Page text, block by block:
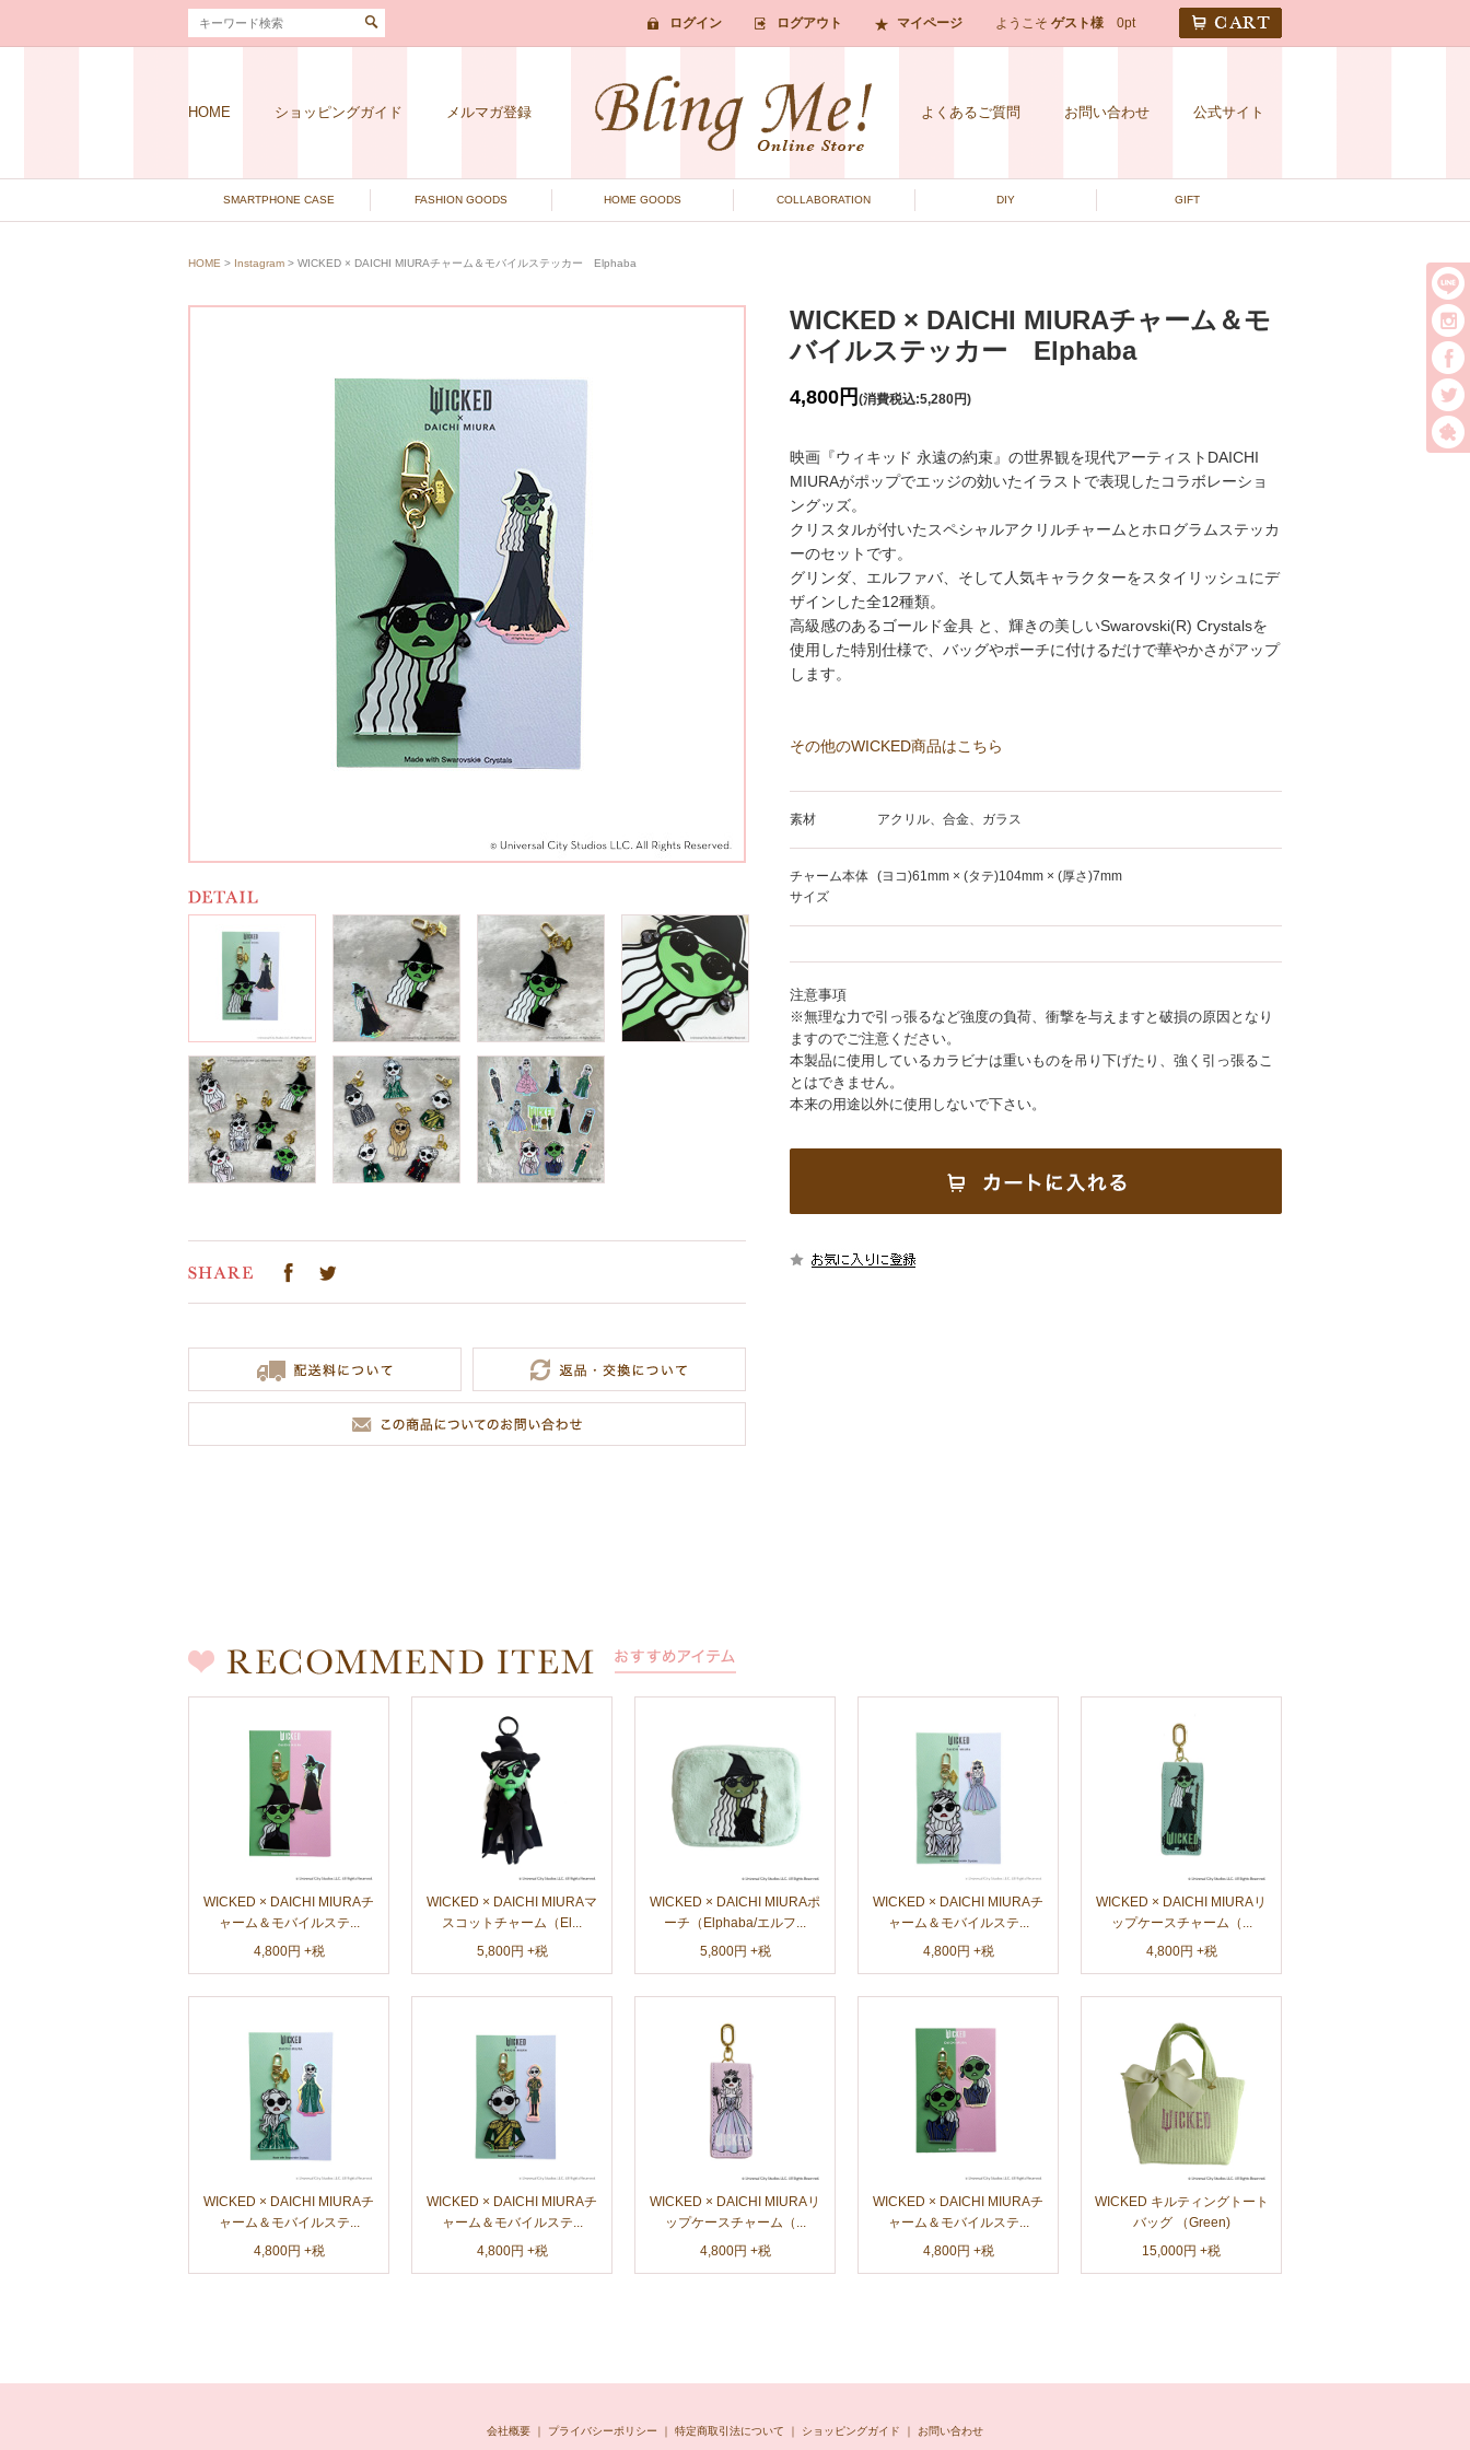
ログイン ログアウト マイページ ようこそ ゲスト様 0pt
HOME ショッピングガイド メルマガ登録 よくあるご質問 お問い合わせ 公式サイト
SMARTPHONE CASE FASHION GOODS HOME GOODS COLLABORATION DIY GIFT
HOME > Instagram > WICKED × DAICHI MIURAチャーム＆モバイルステッカー Elphaba
WICKED × DAICHI MIURAチャーム＆モ
バイルステッカー Elphaba
4,800円 (消費税込:5,280円)
映画『ウィキッド 永遠の約束』の世界観を現代アーティストDAICHI
MIURAがポップでエッジの効いたイラストで表現したコラボレーショ
ングッズ。
クリスタルが付いたスペシャルアクリルチャームとホログラムステッカ
ーのセットです。
グリンダ、エルファバ、そして人気キャラクターをスタイリッシュにデ
ザインした全12種類。
高級感のあるゴールド金具 と、輝きの美しいSwarovski(R) Crystalsを
使用した特別仕様で、バッグやポーチに付けるだけで華やかさがアップ
します。
その他のWICKED商品はこちら
素材 アクリル、合金、ガラス
チャーム本体
サイズ
(ヨコ)61mm × (タテ)104mm × (厚さ)7mm
注意事項
※無理な力で引っ張るなど強度の負荷、衝撃を与えますと破損の原因となり
ますのでご注意ください。
本製品に使用しているカラビナは重いものを吊り下げたり、強く引っ張るこ
とはできません。
本来の用途以外に使用しないで下さい。
WICKED × DAICHI MIURAチ
ャーム＆モバイルステ...
4,800円 +税
WICKED × DAICHI MIURAマ
スコットチャーム（El...
5,800円 +税
WICKED × DAICHI MIURAポ
ーチ（Elphaba/エルフ...
5,800円 +税
WICKED × DAICHI MIURAチ
ャーム＆モバイルステ...
4,800円 +税
WICKED × DAICHI MIURAリ
ップケースチャーム（...
4,800円 +税
WICKED × DAICHI MIURAチ
ャーム＆モバイルステ...
4,800円 +税
WICKED × DAICHI MIURAチ
ャーム＆モバイルステ...
4,800円 +税
WICKED × DAICHI MIURAリ
ップケースチャーム（...
4,800円 +税
WICKED × DAICHI MIURAチ
ャーム＆モバイルステ...
4,800円 +税
WICKED キルティングトート
バッグ （Green)
15,000円 +税
会社概要 ｜ プライバシーポリシー ｜ 特定商取引法について ｜ ショッピングガイド ｜ お問い合わせ